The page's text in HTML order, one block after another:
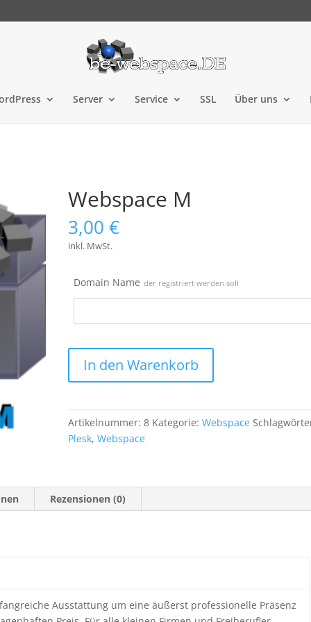
Server Service SSL Über uns
Webspace M
3,00€
inkl. MwSt.
Domain Name der registriert werden soll
Menge
In den Warenkorb
Artikelnummer:8 Kategorie:Webspace
Plesk,Webspace
Rezensionen (0)
Ausstattung um eine äußerst professionelle Präsenz